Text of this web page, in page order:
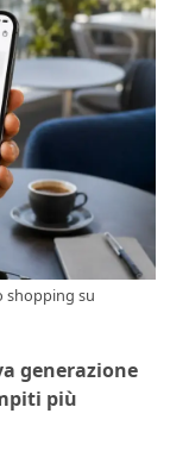
shopping su
generazione
più